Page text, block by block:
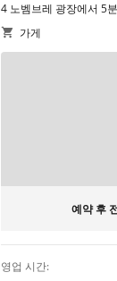
4 노벰브레 광장에서 5분
가게
예약 후
영업 시간: